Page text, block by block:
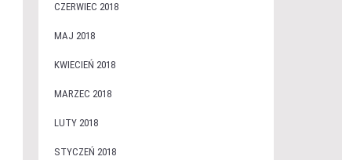
CZERWIEC 2018
MAJ 2018
KWIECIEŃ 2018
MARZEC 2018
LUTY 2018
STYCZEŃ 2018